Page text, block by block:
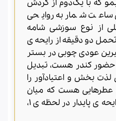
که با یک‌دوم از گردش
ساعت شمار به روایحی
از نوع سوزشی شامه
دو دقیقه از رایحه ی
عودی چوبی در بستر
کندر هست، تبدیل
بخش و اعتیادآور را
عطرهایی هست که میان
اسپری در لحظه ی ۰ با رایحه ی پایدار در لحظه ی ۱،